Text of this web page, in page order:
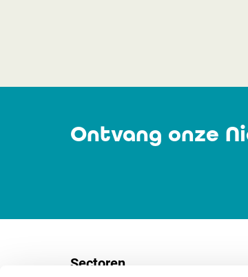
Ontvang onze
Sectoren